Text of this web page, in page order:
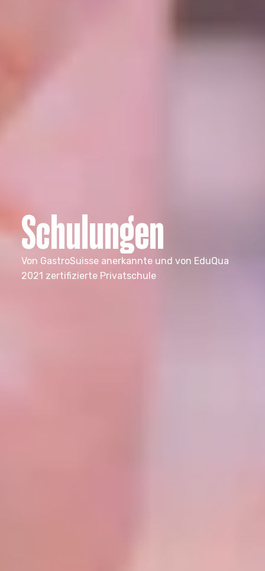
Schulungen
Von GastroSuisse anerkannte und von EduQua
2021 zertifizierte Privatschule